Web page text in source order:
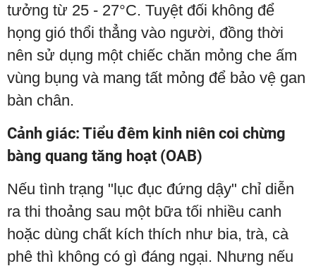
tưởng từ 25 - 27°C. Tuyệt đối không để
họng gió thổi thẳng vào người, đồng thời
nên sử dụng một chiếc chăn mỏng che ấm
vùng bụng và mang tất mỏng để bảo vệ gan
bàn chân.
Cảnh giác: Tiểu đêm kinh niên coi chừng
bàng quang tăng hoạt (OAB)
Nếu tình trạng "lục đục đứng dậy" chỉ diễn
ra thi thoảng sau một bữa tối nhiều canh
hoặc dùng chất kích thích như bia, trà, cà
phê thì không có gì đáng ngại. Nhưng nếu